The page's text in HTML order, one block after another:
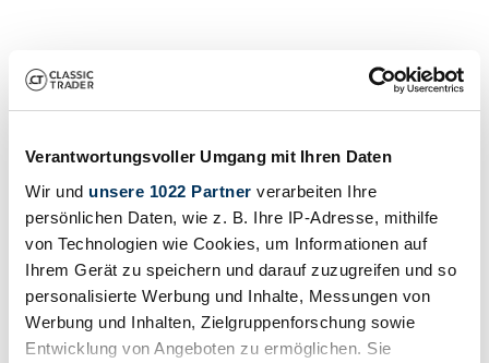
Verantwortungsvoller Umgang mit Ihren Daten
Wir und unsere 1022 Partner verarbeiten Ihre
persönlichen Daten, wie z. B. Ihre IP-Adresse, mithilfe
von Technologien wie Cookies, um Informationen auf
Ihrem Gerät zu speichern und darauf zuzugreifen und so
personalisierte Werbung und Inhalte, Messungen von
Werbung und Inhalten, Zielgruppenforschung sowie
Entwicklung von Angeboten zu ermöglichen. Sie
Verkoper